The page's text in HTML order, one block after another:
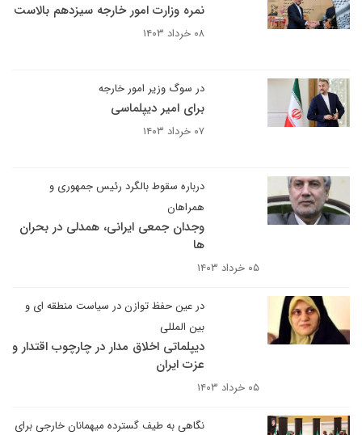
نمره وزارت امور خارجه سیزدهم بالاست
۰۸ خرداد ۱۴۰۳
در سوگ وزیر امور خارجه
برای امیر دیپلماسی
۰۷ خرداد ۱۴۰۳
درباره سقوط بالگرد رئیس جمهوری و
همراهان
وجدان جمعی ایرانی، همدلی در بحران
ها
۰۵ خرداد ۱۴۰۳
در عین حفظ توازن در سیاست منطقه ای و
بین المللی
دیپلماتی اخلاق مدار در چارچوب اقتدار و
عزت ایران
۰۵ خرداد ۱۴۰۳
نگاهی به طیف گسترده میهمانان خارجی برای